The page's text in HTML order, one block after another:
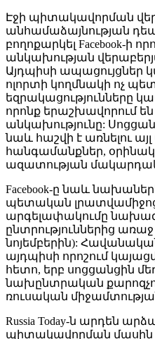
Էջի պիտակավորման
անհամաձայնության
բողոքարկել Facebook-ի
անկախության
Այդպիսի ապացույցներ
ոլորտի կողմնակի ոչ
եզրակացությունները
որոնք երաշխավորում են
անկախությունը:
նաև հաշվի է առնելու
հանգամանքներ,
ազատության
Facebook-ը նաև
պետական
արգելափակումը
ընտրություններից
նոյեմբերին):
այդպիսի որոշում
հետո, երբ սոցցանցին
նախընտրական
ռուսական
Russia Today-ն արդեն
պիտակավորման մասին